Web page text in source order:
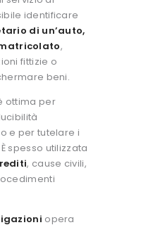
identificare
di un’auto,
,
fittizie o
beni.
ottima per
e per tutelare i
È spesso utilizzata
, cause civili,
opera